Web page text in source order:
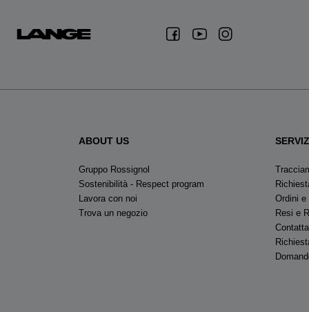
ABOUT US
Gruppo Rossignol
Sostenibilità - Respect program
Lavora con noi
Trova un negozio
Ordini e
Resi e